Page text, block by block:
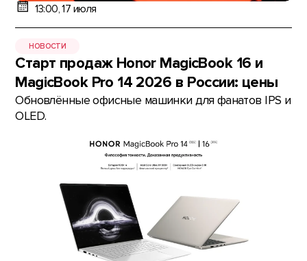
13:00, 17 июля
НОВОСТИ
Старт продаж Honor MagicBook 16 и
MagicBook Pro 14 2026 в России: цены
Обновлённые офисные машинки для фанатов IPS и
OLED.